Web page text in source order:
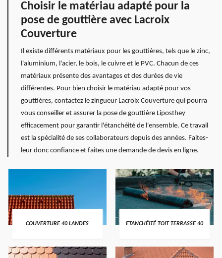
Choisir le matériau adapté pour la
pose de gouttière avec Lacroix
Couverture
Il existe différents matériaux pour les gouttières, tels que le zinc,
l'aluminium, l'acier, le bois, le cuivre et le PVC. Chacun de ces
matériaux présente des avantages et des durées de vie
différentes. Pour bien choisir le matériau adapté pour vos
gouttières, contactez le zingueur Lacroix Couverture qui pourra
vous conseiller et assurer la pose de gouttière Liposthey
efficacement pour garantir l'étanchéité de l'ensemble. Ce travail
est la spécialité de ses collaborateurs depuis des années. Faites-
leur donc confiance et faites une demande de devis en ligne.
COUVERTURE 40 LANDES ETANCHÉITÉ TOIT TERRASSE 40